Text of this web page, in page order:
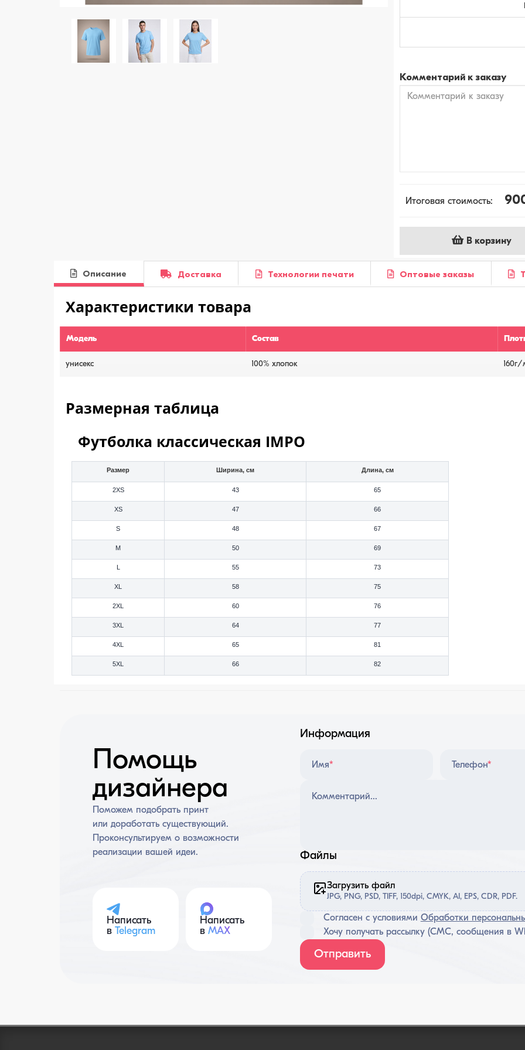
Комментарий к заказу
Итоговая стоимость:
В корзину
Описание Доставка Технологии печати Оптовые заказы
Характеристики товара
Модель Состав
унисекс 100% хлопок 160г/
Размерная таблица
Футболка классическая IMPO
Размер Ширина, см Длина, см
2XS 43 65
XS 47 66
S 48 67
M 50 69
L 55 73
XL 58 75
2XL 60 76
3XL 64 77
4XL 65 81
5XL 66 82
Помощь
дизайнера
Поможем подобрать принт
или доработать существующий.
Проконсультируем о возможности
реализации вашей идеи.
Написать
в Telegram
Написать
в MAX
Информация
Имя* Телефон*
Файлы
Загрузить файл
JPG, PNG, PSD, TIFF, 150dpi, CMYK, AI, EPS, CDR, PDF.
Согласен с условиями Обработки
Хочу получать рассылку (СМС, сообщения в
Отправить